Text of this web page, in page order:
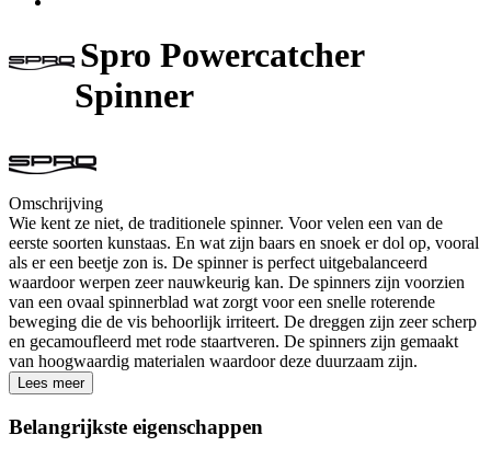
Spro Powercatcher
Spinner
Omschrijving
Wie kent ze niet, de traditionele spinner. Voor velen een van de
eerste soorten kunstaas. En wat zijn baars en snoek er dol op, vooral
als er een beetje zon is. De spinner is perfect uitgebalanceerd
waardoor werpen zeer nauwkeurig kan. De spinners zijn voorzien
van een ovaal spinnerblad wat zorgt voor een snelle roterende
beweging die de vis behoorlijk irriteert. De dreggen zijn zeer scherp
en gecamoufleerd met rode staartveren. De spinners zijn gemaakt
van hoogwaardig materialen waardoor deze duurzaam zijn.
Lees meer
Belangrijkste eigenschappen